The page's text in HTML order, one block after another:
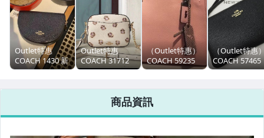
Outlet特惠
COACH 1430 新
款女士Ellen馬鞍
字拼色單肩斜揹
Outlet特惠
COACH 31712
新款女士相機包
花圖案 單肩斜挎
包 優雅時尚 附
（Outlet特惠）
COACH 59235
新款女士蛇紋拼
袋 單肩手提包
附購買證明
（Outlet特惠
COACH 57465
新款女士加長
零錢包 附購買
商品資訊